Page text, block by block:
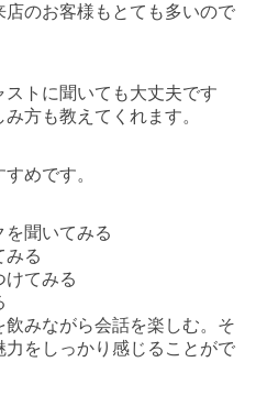
のお客様もとても多いので
トに聞いても大丈夫です
方も教えてくれます。
めです。
を聞いてみる
みる
けてみる
みながら会話を楽しむ。そ
をしっかり感じることがで